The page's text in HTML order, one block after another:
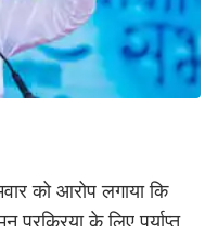
को आरोप लगाया कि
प्रक्रिया के लिए पर्याप्त